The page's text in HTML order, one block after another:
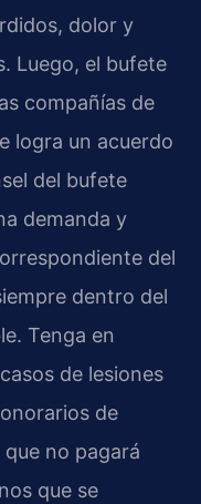
dolor y
Luego, el bufete
compañías de
logra un acuerdo
del bufete
demanda y
del
dentro del
Tenga en
de lesiones
de
no pagará
que se